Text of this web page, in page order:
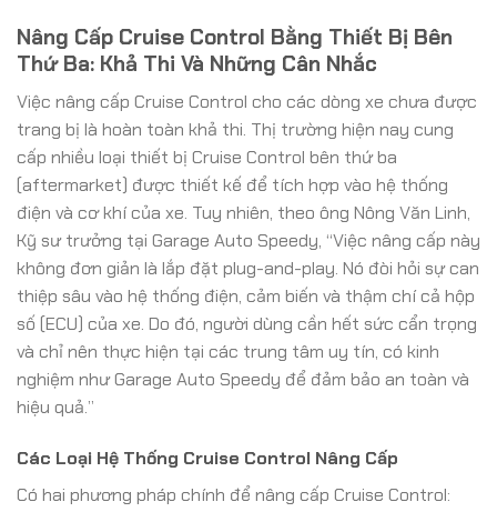
Nâng Cấp Cruise Control Bằng Thiết Bị Bên
Thứ Ba: Khả Thi Và Những Cân Nhắc
Việc nâng cấp Cruise Control cho các dòng xe chưa được
trang bị là hoàn toàn khả thi. Thị trường hiện nay cung
cấp nhiều loại thiết bị Cruise Control bên thứ ba
(aftermarket) được thiết kế để tích hợp vào hệ thống
điện và cơ khí của xe. Tuy nhiên, theo ông Nông Văn Linh,
Kỹ sư trưởng tại Garage Auto Speedy, “Việc nâng cấp này
không đơn giản là lắp đặt plug-and-play. Nó đòi hỏi sự can
thiệp sâu vào hệ thống điện, cảm biến và thậm chí cả hộp
số (ECU) của xe. Do đó, người dùng cần hết sức cẩn trọng
và chỉ nên thực hiện tại các trung tâm uy tín, có kinh
nghiệm như Garage Auto Speedy để đảm bảo an toàn và
hiệu quả.”
Các Loại Hệ Thống Cruise Control Nâng Cấp
Có hai phương pháp chính để nâng cấp Cruise Control: